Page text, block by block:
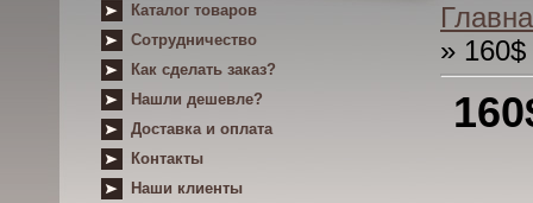
Каталог товаров
Сотрудничество
Как сделать заказ?
Нашли дешевле?
Доставка и оплата
Контакты
Наши клиенты
»